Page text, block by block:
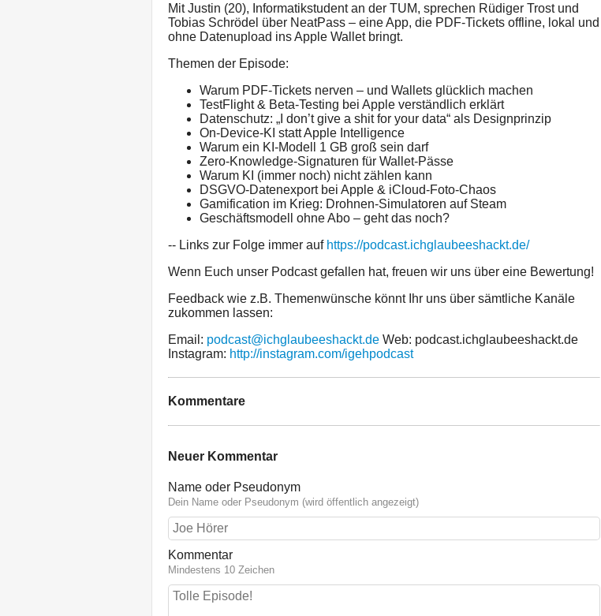
Mit Justin (20), Informatikstudent an der TUM, sprechen Rüdiger Trost und
Tobias Schrödel über NeatPass – eine App, die PDF-Tickets offline, lokal und
ohne Datenupload ins Apple Wallet bringt.
Themen der Episode:
Warum PDF-Tickets nerven – und Wallets glücklich machen
TestFlight & Beta-Testing bei Apple verständlich erklärt
Datenschutz: „I don’t give a shit for your data“ als Designprinzip
On-Device-KI statt Apple Intelligence
Warum ein KI-Modell 1 GB groß sein darf
Zero-Knowledge-Signaturen für Wallet-Pässe
Warum KI (immer noch) nicht zählen kann
DSGVO-Datenexport bei Apple & iCloud-Foto-Chaos
Gamification im Krieg: Drohnen-Simulatoren auf Steam
Geschäftsmodell ohne Abo – geht das noch?
-- Links zur Folge immer auf https://podcast.ichglaubeeshackt.de/
Wenn Euch unser Podcast gefallen hat, freuen wir uns über eine Bewertung!
Feedback wie z.B. Themenwünsche könnt Ihr uns über sämtliche Kanäle
zukommen lassen:
Email: podcast@ichglaubeeshackt.de Web: podcast.ichglaubeeshackt.de
Instagram: http://instagram.com/igehpodcast
Kommentare
Neuer Kommentar
Name oder Pseudonym
Dein Name oder Pseudonym (wird öffentlich angezeigt)
Kommentar
Mindestens 10 Zeichen